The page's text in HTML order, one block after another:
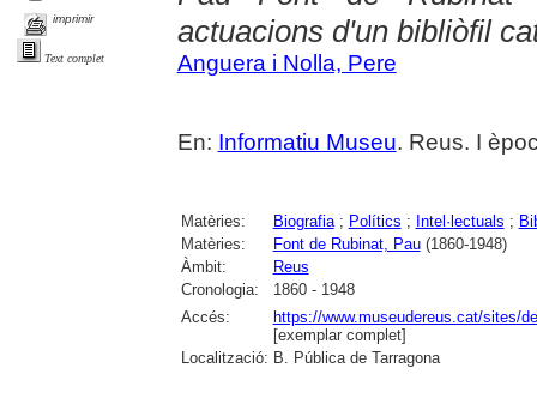
imprimir
Text complet
actuacions d'un bibliòfil
Anguera i Nolla, Pere
En: Informatiu Museu. Reus. I
Matèries: Biografia; Polítics ; Intel·lectuals ;
Matèries:
Font de Rubinat, Pau(1860-1948)
Àmbit:
Reus
Cronologia:
1860 - 1948
Accés:
https://www.museudereus.cat/sites/
[exemplar complet]
Localització: B. Pública de Tarragona